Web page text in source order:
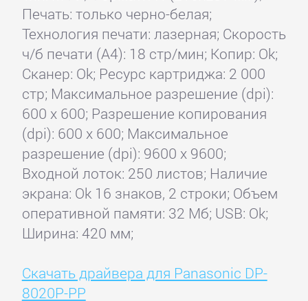
Печать: только черно-белая;
Технология печати: лазерная; Скорость
ч/б печати (А4): 18 стр/мин; Копир: Ok;
Сканер: Ok; Ресурс картриджа: 2 000
стр; Максимальное разрешение (dpi):
600 x 600; Разрешение копирования
(dpi): 600 x 600; Максимальное
разрешение (dpi): 9600 x 9600;
Входной лоток: 250 листов; Наличие
экрана: Ok 16 знаков, 2 строки; Объем
оперативной памяти: 32 Мб; USB: Ok;
Ширина: 420 мм;
Скачать драйвера для Panasonic DP-
8020P-PP